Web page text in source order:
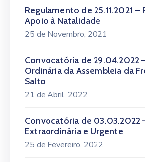
Regulamento de 25.11.2021 –
Apoio à Natalidade
25 de Novembro, 2021
Convocatória de 29.04.2022 –
Ordinária da Assembleia da
Salto
21 de Abril, 2022
Convocatória de 03.03.2022 –
Extraordinária e Urgente
25 de Fevereiro, 2022